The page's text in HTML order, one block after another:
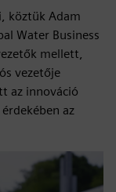
köztük Adam
Water Business
mellett,
vezetője
az innováció
az